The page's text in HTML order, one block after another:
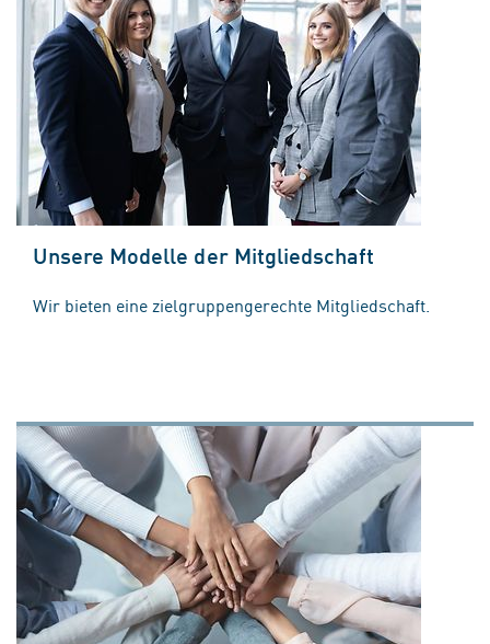
Unsere Modelle der Mitgliedschaft
Wir bieten eine zielgruppengerechte Mitgliedschaft.